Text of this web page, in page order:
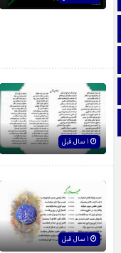
اینستاگرام
تلگرام